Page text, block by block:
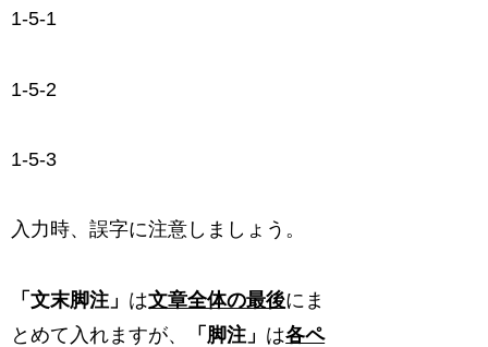
1-5-1
1-5-2
1-5-3
入力時、誤字に注意しましょう。
「文末脚注」 は文章全体の最後にま
とめて入れますが、
「脚注」 は各ペ